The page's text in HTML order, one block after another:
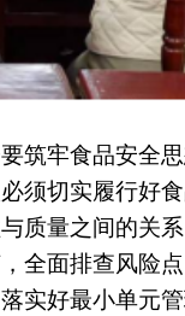
筑牢食品安全
须切实履行好
质量之间的关
全面排查风险
实好最小单元